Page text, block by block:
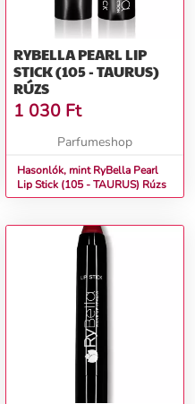
RYBELLA PEARL LIP
STICK (105 - TAURUS)
RÚZS
1 030 Ft
Parfumeshop
Hasonlók, mint RyBella Pearl
Lip Stick (105 - TAURUS) Rúzs